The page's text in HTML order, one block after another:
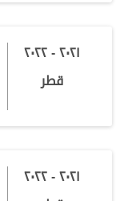
٢٠٢١ - ٢٠٢٢
قطر
٢٠٢١ - ٢٠٢٢